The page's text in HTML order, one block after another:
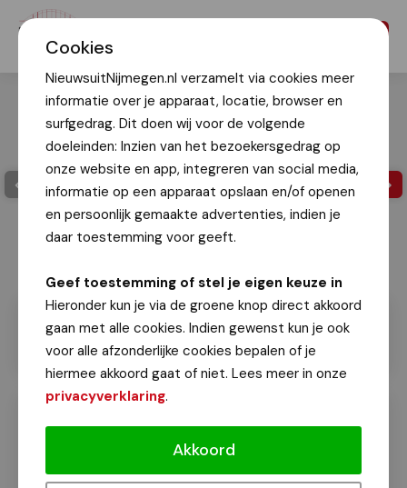
Cookies
NieuwsuitNijmegen.nl verzamelt via cookies meer
informatie over je apparaat, locatie, browser en
surfgedrag. Dit doen wij voor de volgende
doeleinden: Inzien van het bezoekersgedrag op
onze website en app, integreren van social media,
informatie op een apparaat opslaan en/of openen
en persoonlijk gemaakte advertenties, indien je
daar toestemming voor geeft.
Geef toestemming of stel je eigen keuze in
Hieronder kun je via de groene knop direct akkoord
gaan met alle cookies. Indien gewenst kun je ook
voor alle afzonderlijke cookies bepalen of je
hiermee akkoord gaat of niet. Lees meer in onze
privacyverklaring.
Akkoord
Gratis try-outs op het nieuwe podium
Van onze redactie